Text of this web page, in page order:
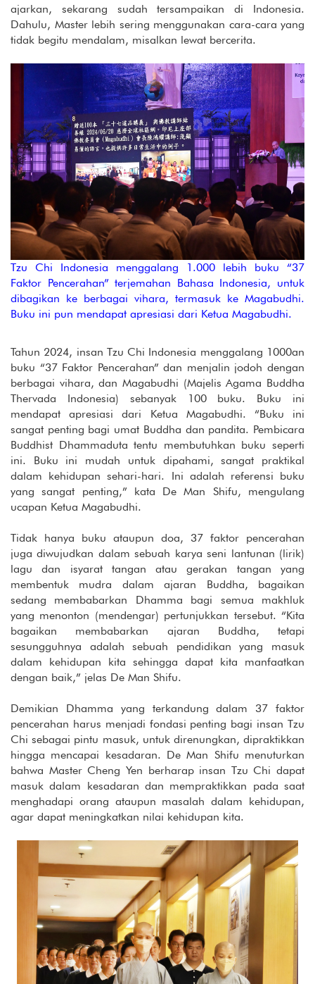
ajarkan, sekarang sudah tersampaikan di Indonesia.
Dahulu, Master lebih sering menggunakan cara-cara yang
tidak begitu mendalam, misalkan lewat bercerita.
Tzu Chi Indonesia menggalang 1.000 lebih buku “37
Faktor Pencerahan” terjemahan Bahasa Indonesia, untuk
dibagikan ke berbagai vihara, termasuk ke Magabudhi.
Buku ini pun mendapat apresiasi dari Ketua Magabudhi.
Tahun 2024, insan Tzu Chi Indonesia menggalang 1000an
buku “37 Faktor Pencerahan” dan menjalin jodoh dengan
berbagai vihara, dan Magabudhi (Majelis Agama Buddha
Thervada Indonesia) sebanyak 100 buku. Buku ini
mendapat apresiasi dari Ketua Magabudhi. “Buku ini
sangat penting bagi umat Buddha dan pandita. Pembicara
Buddhist Dhammaduta tentu membutuhkan buku seperti
ini. Buku ini mudah untuk dipahami, sangat praktikal
dalam kehidupan sehari-hari. Ini adalah referensi buku
yang sangat penting,” kata De Man Shifu, mengulang
ucapan Ketua Magabudhi.
Tidak hanya buku ataupun doa, 37 faktor pencerahan
juga diwujudkan dalam sebuah karya seni lantunan (lirik)
lagu dan isyarat tangan atau gerakan tangan yang
membentuk mudra dalam ajaran Buddha, bagaikan
sedang membabarkan Dhamma bagi semua makhluk
yang menonton (mendengar) pertunjukkan tersebut. “Kita
bagaikan membabarkan ajaran Buddha, tetapi
sesungguhnya adalah sebuah pendidikan yang masuk
dalam kehidupan kita sehingga dapat kita manfaatkan
dengan baik,” jelas De Man Shifu.
Demikian Dhamma yang terkandung dalam 37 faktor
pencerahan harus menjadi fondasi penting bagi insan Tzu
Chi sebagai pintu masuk, untuk direnungkan, dipraktikkan
hingga mencapai kesadaran. De Man Shifu menuturkan
bahwa Master Cheng Yen berharap insan Tzu Chi dapat
masuk dalam kesadaran dan mempraktikkan pada saat
menghadapi orang ataupun masalah dalam kehidupan,
agar dapat meningkatkan nilai kehidupan kita.